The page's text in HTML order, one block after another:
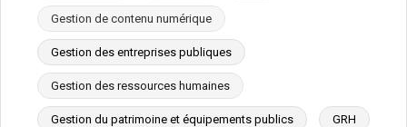
Gestion de contenu numérique
Gestion des entreprises publiques
Gestion des ressources humaines
Gestion du patrimoine et équipements publics GRH